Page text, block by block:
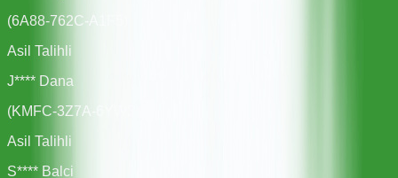
(6A88-762C-A1F5
Asil Talihli
J**** Dana
(KMFC-3Z7A-6YW3
Asil Talihli
S**** Balci